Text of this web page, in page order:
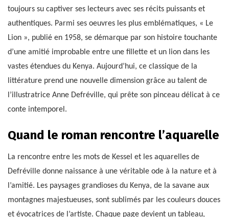
toujours su captiver ses lecteurs avec ses récits puissants et
authentiques. Parmi ses oeuvres les plus emblématiques, « Le
Lion », publié en 1958, se démarque par son histoire touchante
d’une amitié improbable entre une fillette et un lion dans les
vastes étendues du Kenya. Aujourd’hui, ce classique de la
littérature prend une nouvelle dimension grâce au talent de
l’illustratrice Anne Defréville, qui prête son pinceau délicat à ce
conte intemporel.
Quand le roman rencontre l’aquarelle
La rencontre entre les mots de Kessel et les aquarelles de
Defréville donne naissance à une véritable ode à la nature et à
l’amitié. Les paysages grandioses du Kenya, de la savane aux
montagnes majestueuses, sont sublimés par les couleurs douces
et évocatrices de l’artiste. Chaque page devient un tableau,